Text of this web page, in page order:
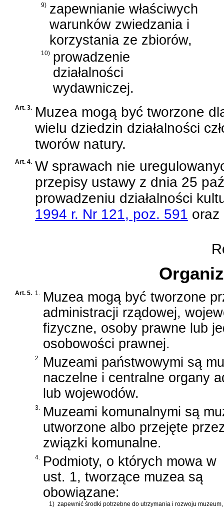
9) zapewnianie właściwych
warunków zwiedzania i
korzystania ze zbiorów,
10) prowadzenie
działalności
wydawniczej.
Art. 3. Muzea mogą być tworzone
wielu dziedzin działalności
tworów natury.
Art. 4. W sprawach nie
przepisy ustawy z dnia 25
prowadzeniu działalności
1994 r. Nr 121, poz. 591
Art. 5. 1. Muzea mogą być tworzone
administracji rządowej,
fizyczne, osoby prawne lub
osobowości prawnej.
2. Muzeami państwowymi są
naczelne i centralne organy
lub wojewodów.
3. Muzeami komunalnymi są
utworzone albo przejęte
związki komunalne.
4. Podmioty, o których mowa w
ust. 1, tworzące muzea są
obowiązane:
1) zapewnić środki potrzebne do utrzymania i rozwoju muzeum,